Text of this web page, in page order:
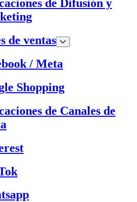
de Difusión y
de ventas
/ Meta
Shopping
de Canales de